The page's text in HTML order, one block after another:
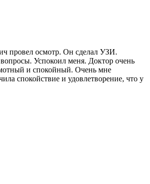
провел осмотр. Он сделал УЗИ.
Успокоил меня. Доктор очень
и спокойный. Очень мне
спокойствие и удовлетворение, что у